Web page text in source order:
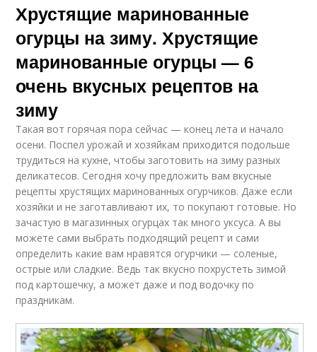
Хрустящие маринованные
огурцы на зиму. Хрустящие
маринованные огурцы — 6
очень вкусных рецептов на
зиму
Такая вот горячая пора сейчас — конец лета и начало
осени. Поспел урожай и хозяйкам приходится подольше
трудиться на кухне, чтобы заготовить на зиму разных
деликатесов. Сегодня хочу предложить вам вкусные
рецепты хрустящих маринованных огурчиков. Даже если
хозяйки и не заготавливают их, то покупают готовые. Но
зачастую в магазинных огурцах так много уксуса. А вы
можете сами выбрать подходящий рецепт и сами
определить какие вам нравятся огурчики — соленые,
острые или сладкие. Ведь так вкусно похрустеть зимой
под картошечку, а может даже и под водочку по
праздникам.